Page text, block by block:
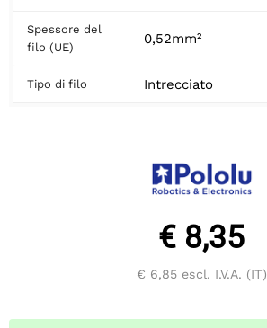
Spessore del
filo (UE)
0,52mm²
Tipo di filo Intrecciato
€ 8,35
€ 6,85escl. I.V.A. (IT)